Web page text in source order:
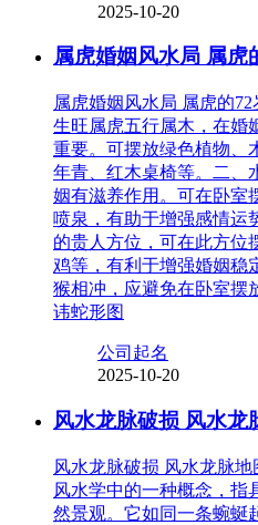
2025-10-20
属虎婚姻风水局 属虎
属虎婚姻风水局 属虎的
生旺属虎五行属木，在婚
重要。可摆放绿色植物、
年青、红木桌椅等。二、
姻有滋养作用。可在卧室
喷泉，有助于增强感情运
的贵人方位，可在此方位
鸡等，有利于增强婚姻稳
猴相冲，应避免在卧室摆
讳蛇形图
公司起名
2025-10-20
风水龙脉破损 风水龙
风水龙脉破损 风水龙脉
风水学中的一种概念，指
然景观。它如同一条蜿蜒